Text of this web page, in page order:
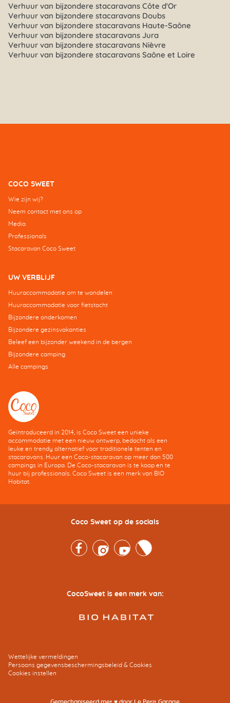
Verhuur van bijzondere stacaravans Côte d'Or
Verhuur van bijzondere stacaravans Doubs
Verhuur van bijzondere stacaravans Haute-Saône
Verhuur van bijzondere stacaravans Jura
Verhuur van bijzondere stacaravans Nièvre
Verhuur van bijzondere stacaravans Saône et Loire
COCO SWEET
Wie zijn wij?
Neem contact met ons op
Media
Professionals
Stacaravan Coco Sweet
UW VERBLIJF
Huuraccommodatie om te wandelen
Huuraccommodatie voor fietstocht
Bijzondere onderkomen
Bijzondere gezinsvakanties
Beleef een bijzonder weekend in de bergen
Bijzondere camping
Alle campings
Geïntroduceerd in 2014, is Coco Sweet een unieke
accommodatie met een nieuw ontwerp, bedacht als een
leuke en trendy alternatief voor traditionele tenten en
stacaravans. Huur een Coco-stacaravan op meer dan 500
campings in Europa. De Coco-stacaravan is te koop en te
huur bij professionals. Coco Sweet is een merk van BIO
Habitat.
Coco Sweet op de socials
FacebookInstagramYoutubeTwitter
CocoSweet is een merk van:
Wettelijke vermeldingen
Persoons gegevensbeschermingsbeleid & Cookies
Cookies instellen